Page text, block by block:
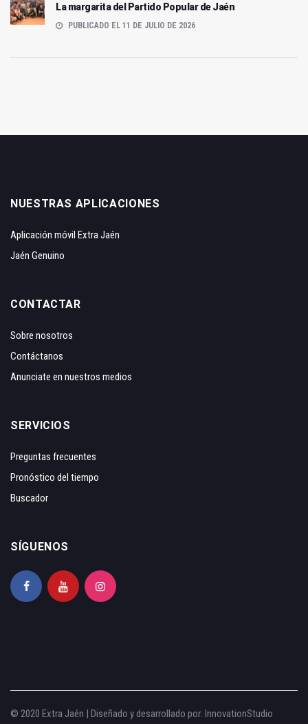
La margarita del Partido Popular de Jaén
PUBLICADO EL 11 DE JULIO DE 2026
NUESTRAS APLICACIONES
Aplicación móvil Extra Jaén
Jaén Genuino
CONTACTAR
Sobre nosotros
Contáctanos
Anunciate en nuestros medios
SERVICIOS
Preguntas frecuentes
Pronóstico del tiempo
Buscador
SÍGUENOS
© 2020 Extra Jaén | Diseñado y desarrollado por: InnovationStudio